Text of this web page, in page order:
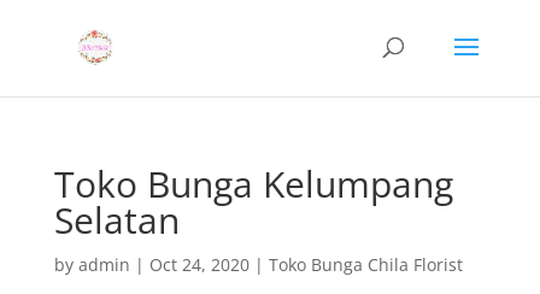
Toko Bunga Kelumpang
Selatan
by admin | Oct 24, 2020| Toko Bunga Chila Florist